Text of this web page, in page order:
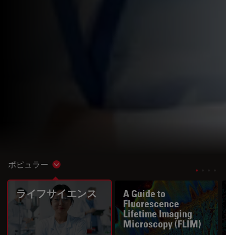
ポピュラー Show subnavigation
ライフサイエンス
A Guide to
Fluorescence
Lifetime Imaging
Microscopy (FLIM)